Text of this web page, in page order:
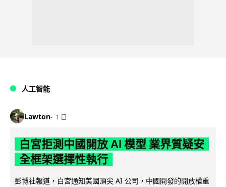
人工智能
Lawton 1 日
白宮拒測中國開放 AI 模型 業界質疑安
全框架選擇性執行
彭博社報道，白宮通知美國頂尖 AI 公司，中國開發的開放權重